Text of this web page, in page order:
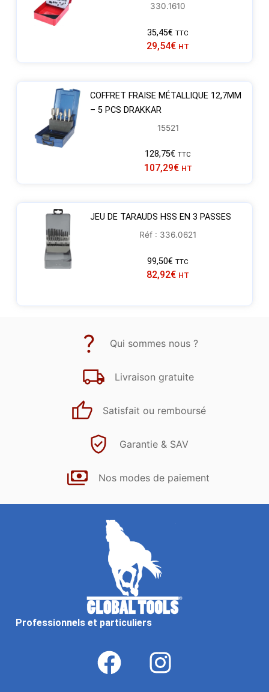
330.1610
35,45€ TTC
29,54€ HT
COFFRET FRAISE MÉTALLIQUE 12,7MM
– 5 PCS DRAKKAR
15521
128,75€ TTC
107,29€ HT
JEU DE TARAUDS HSS EN 3 PASSES
Réf : 336.0621
99,50€ TTC
82,92€ HT
Qui sommes nous ?
Livraison gratuite
Satisfait ou remboursé
Garantie & SAV
Nos modes de paiement
Professionnels et particuliers